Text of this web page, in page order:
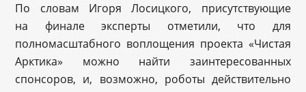
По словам Игоря Лосицкого, присутствующие
на финале эксперты отметили, что для
полномасштабного воплощения проекта «Чистая
Арктика» можно найти заинтересованных
спонсоров, и, возможно, роботы действительно